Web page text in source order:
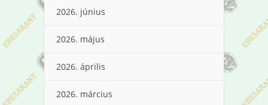
2026. június
2026. május
2026. április
2026. március